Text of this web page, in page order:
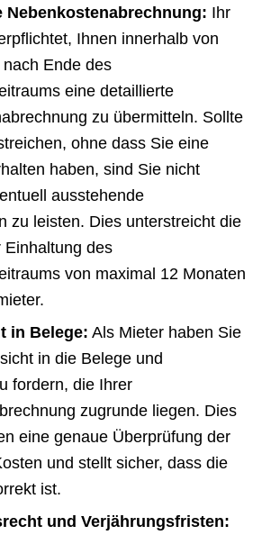
Nebenkostenabrechnung: Ihr
Ihnen innerhalb von
Ende des
eine detaillierte
zu übermitteln. Sollte
ohne dass Sie eine
haben, sind Sie nicht
ausstehende
zu leisten. Dies unterstreicht die
Einhaltung des
von maximal 12 Monaten
in Belege: Als Mieter haben Sie
in die Belege und
fordern, die Ihrer
zugrunde liegen. Dies
eine genaue Überprüfung der
und stellt sicher, dass die
ist.
und Verjährungsfristen: